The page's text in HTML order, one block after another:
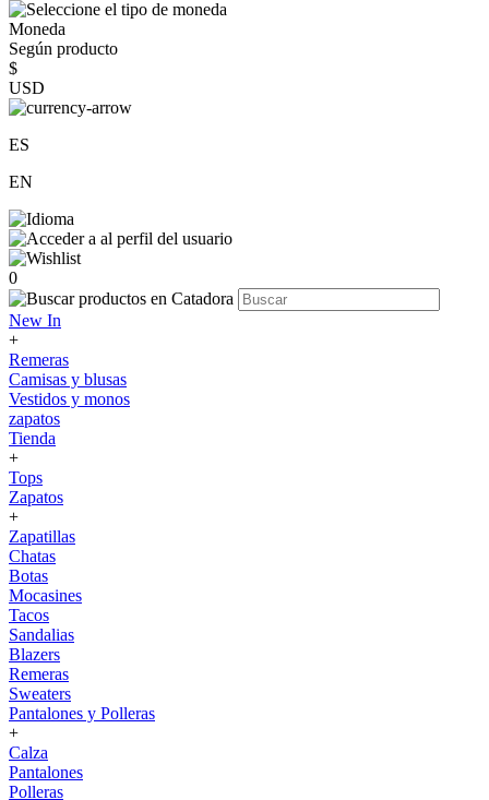
Moneda
Según producto
$
USD
ES
EN
0
New In
+
Remeras
Camisas y blusas
Vestidos y monos
zapatos
Tienda
+
Tops
Zapatos
+
Zapatillas
Chatas
Botas
Mocasines
Tacos
Sandalias
Blazers
Remeras
Sweaters
Pantalones y Polleras
+
Calza
Pantalones
Polleras